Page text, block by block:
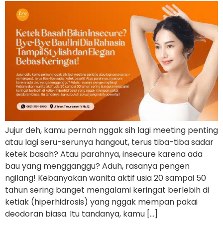
Jujur deh, kamu pernah nggak sih lagi meeting penting
atau lagi seru-serunya hangout, terus tiba-tiba sadar
ketek basah? Atau parahnya, insecure karena ada
bau yang mengganggu? Aduh, rasanya pengen
ngilang! Kebanyakan wanita aktif usia 20 sampai 50
tahun sering banget mengalami keringat berlebih di
ketiak (hiperhidrosis) yang nggak mempan pakai
deodoran biasa. Itu tandanya, kamu […]